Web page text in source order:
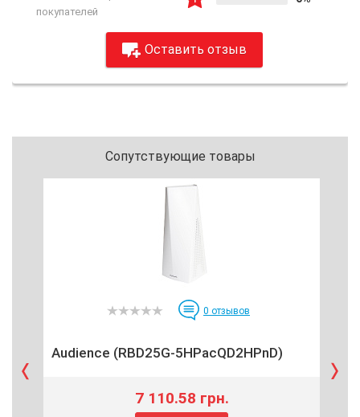
покупателей
Оставить отзыв
Сопутствующие товары
0 отзывов
Audience (RBD25G-5HPacQD2HPnD)
7 110.58 грн.